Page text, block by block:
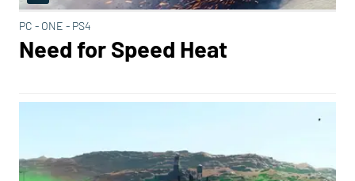
PC - ONE - PS4
Need for Speed Heat